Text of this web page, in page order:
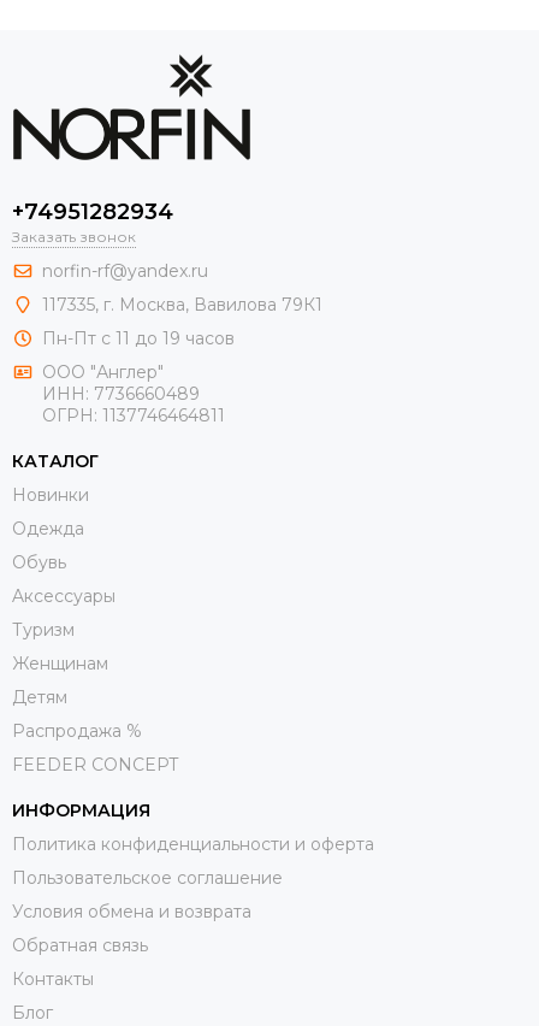
+74951282934
Заказать звонок
norfin-rf@yandex.ru
117335, г. Москва, Вавилова 79К1
Пн-Пт с 11 до 19 часов
ООО "Англер"
ИНН: 7736660489
ОГРН: 1137746464811
КАТАЛОГ
Новинки
Одежда
Обувь
Aксессуары
Туризм
Женщинам
Детям
Распродажа %
FEEDER CONCEPT
ИНФОРМАЦИЯ
Политика конфиденциальности и оферта
Пользовательское соглашение
Условия обмена и возврата
Обратная связь
Контакты
Блог